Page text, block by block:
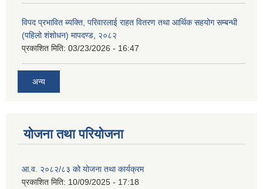
विपद प्रभावित ब्यक्ति, परिवारलाई राहत वितरण तथा आर्थिक सहयोग सम्बन्धी
(पहिलो शंशोधन) मापदण्ड, २०८२
प्रकाशित मिति: 03/23/2026 - 16:47
अन्य
योजना तथा परियोजना
आ.व. २०८२/८३ को योजना तथा कार्यक्रम
प्रकाशित मिति: 10/09/2025 - 17:18